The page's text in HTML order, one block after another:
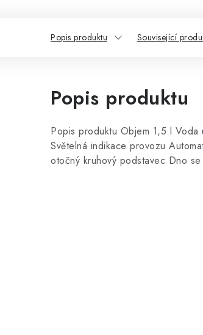
Popis produktu Související
Popis produktu
Popis produktu Objem 1,5 l
Světelná indikace provozu
otočný kruhový podstavec Dno